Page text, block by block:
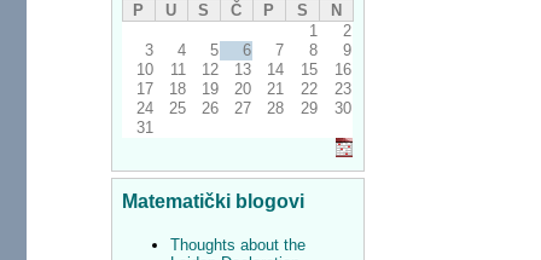
P
U S Č P S
N
1
2
3
4 5 6 7 8
9
10
11 12 13 14 15
16
17
18 19 20 21 22
23
24
25 26 27 28 29
30
31
Matematički blogovi
Thoughts about the